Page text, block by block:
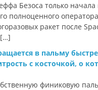
Безоса только начала
полноценного
ракет после
в пальму
с косточкой, о
финиковую